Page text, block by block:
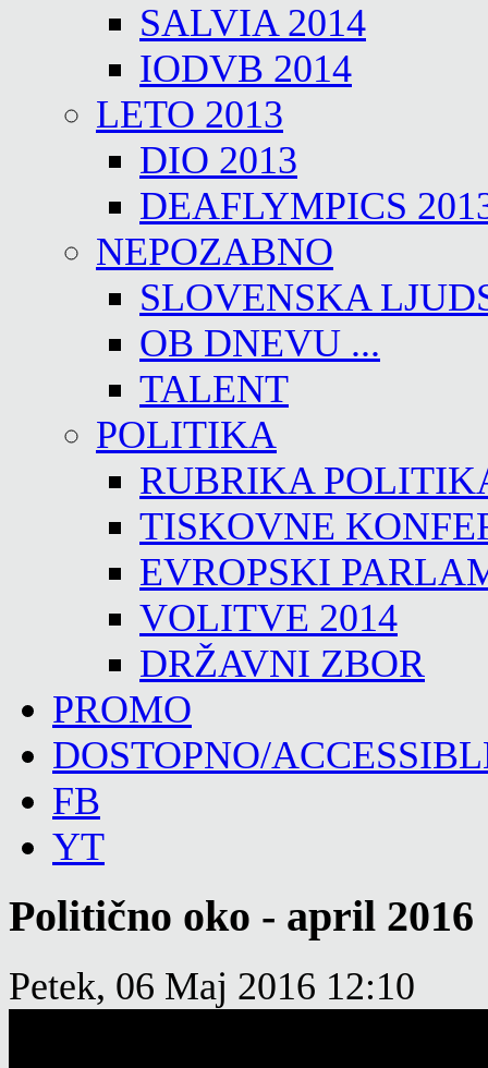
SALVIA 2014
IODVB 2014
LETO 2013
DIO 2013
DEAFLYMPICS
NEPOZABNO
SLOVENSKA
OB DNEVU ...
TALENT
POLITIKA
RUBRIKA
TISKOVNE
EVROPSKI
VOLITVE 2014
DRŽAVNI ZBOR
PROMO
DOSTOPNO/
FB
YT
Politično oko - april 2016
Petek, 06 Maj 2016 12:10